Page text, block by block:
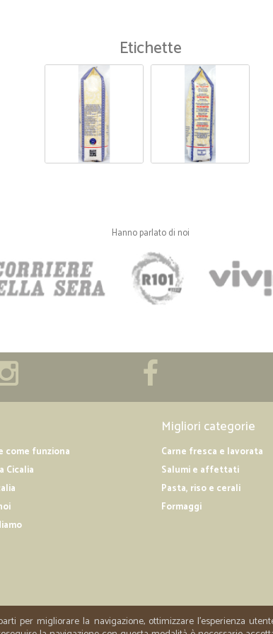
DEVO CONVENIRE
DEVO CONVENIRE
Etichette
Hanno parlato di noi
come funziona
Cicalia
Migliori categorie
Carne fresca e lavorata
Salumi e affettati
Pasta, riso e cerali
Formaggi
per migliorare la navigazione, ottimizzare l'esperienza